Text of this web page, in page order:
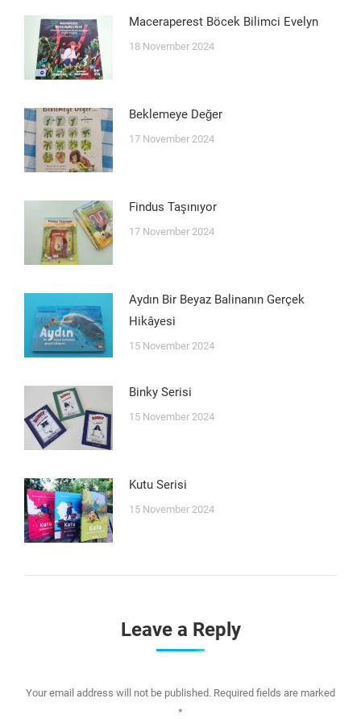
Maceraperest Böcek Bilimci Evelyn
18 November 2024
Beklemeye Değer
17 November 2024
Findus Taşınıyor
17 November 2024
Aydın Bir Beyaz Balinanın Gerçek
Hikâyesi
15 November 2024
Binky Serisi
15 November 2024
Kutu Serisi
15 November 2024
Leave a Reply
Your email address will not be published. Required fields are marked
*